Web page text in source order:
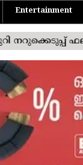
Entertainment